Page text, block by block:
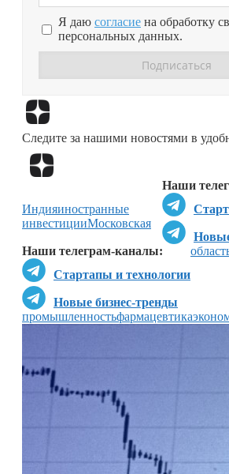
Я даю согласие на обработку
персональных данных.
Следите за нашими новостями в
Наши
Наши телеграм-каналы:
Стартапы и технологии
Новые бизнес-тренды
Индияиностранные
инвестицииМосковская
промышленностьфармацевтика